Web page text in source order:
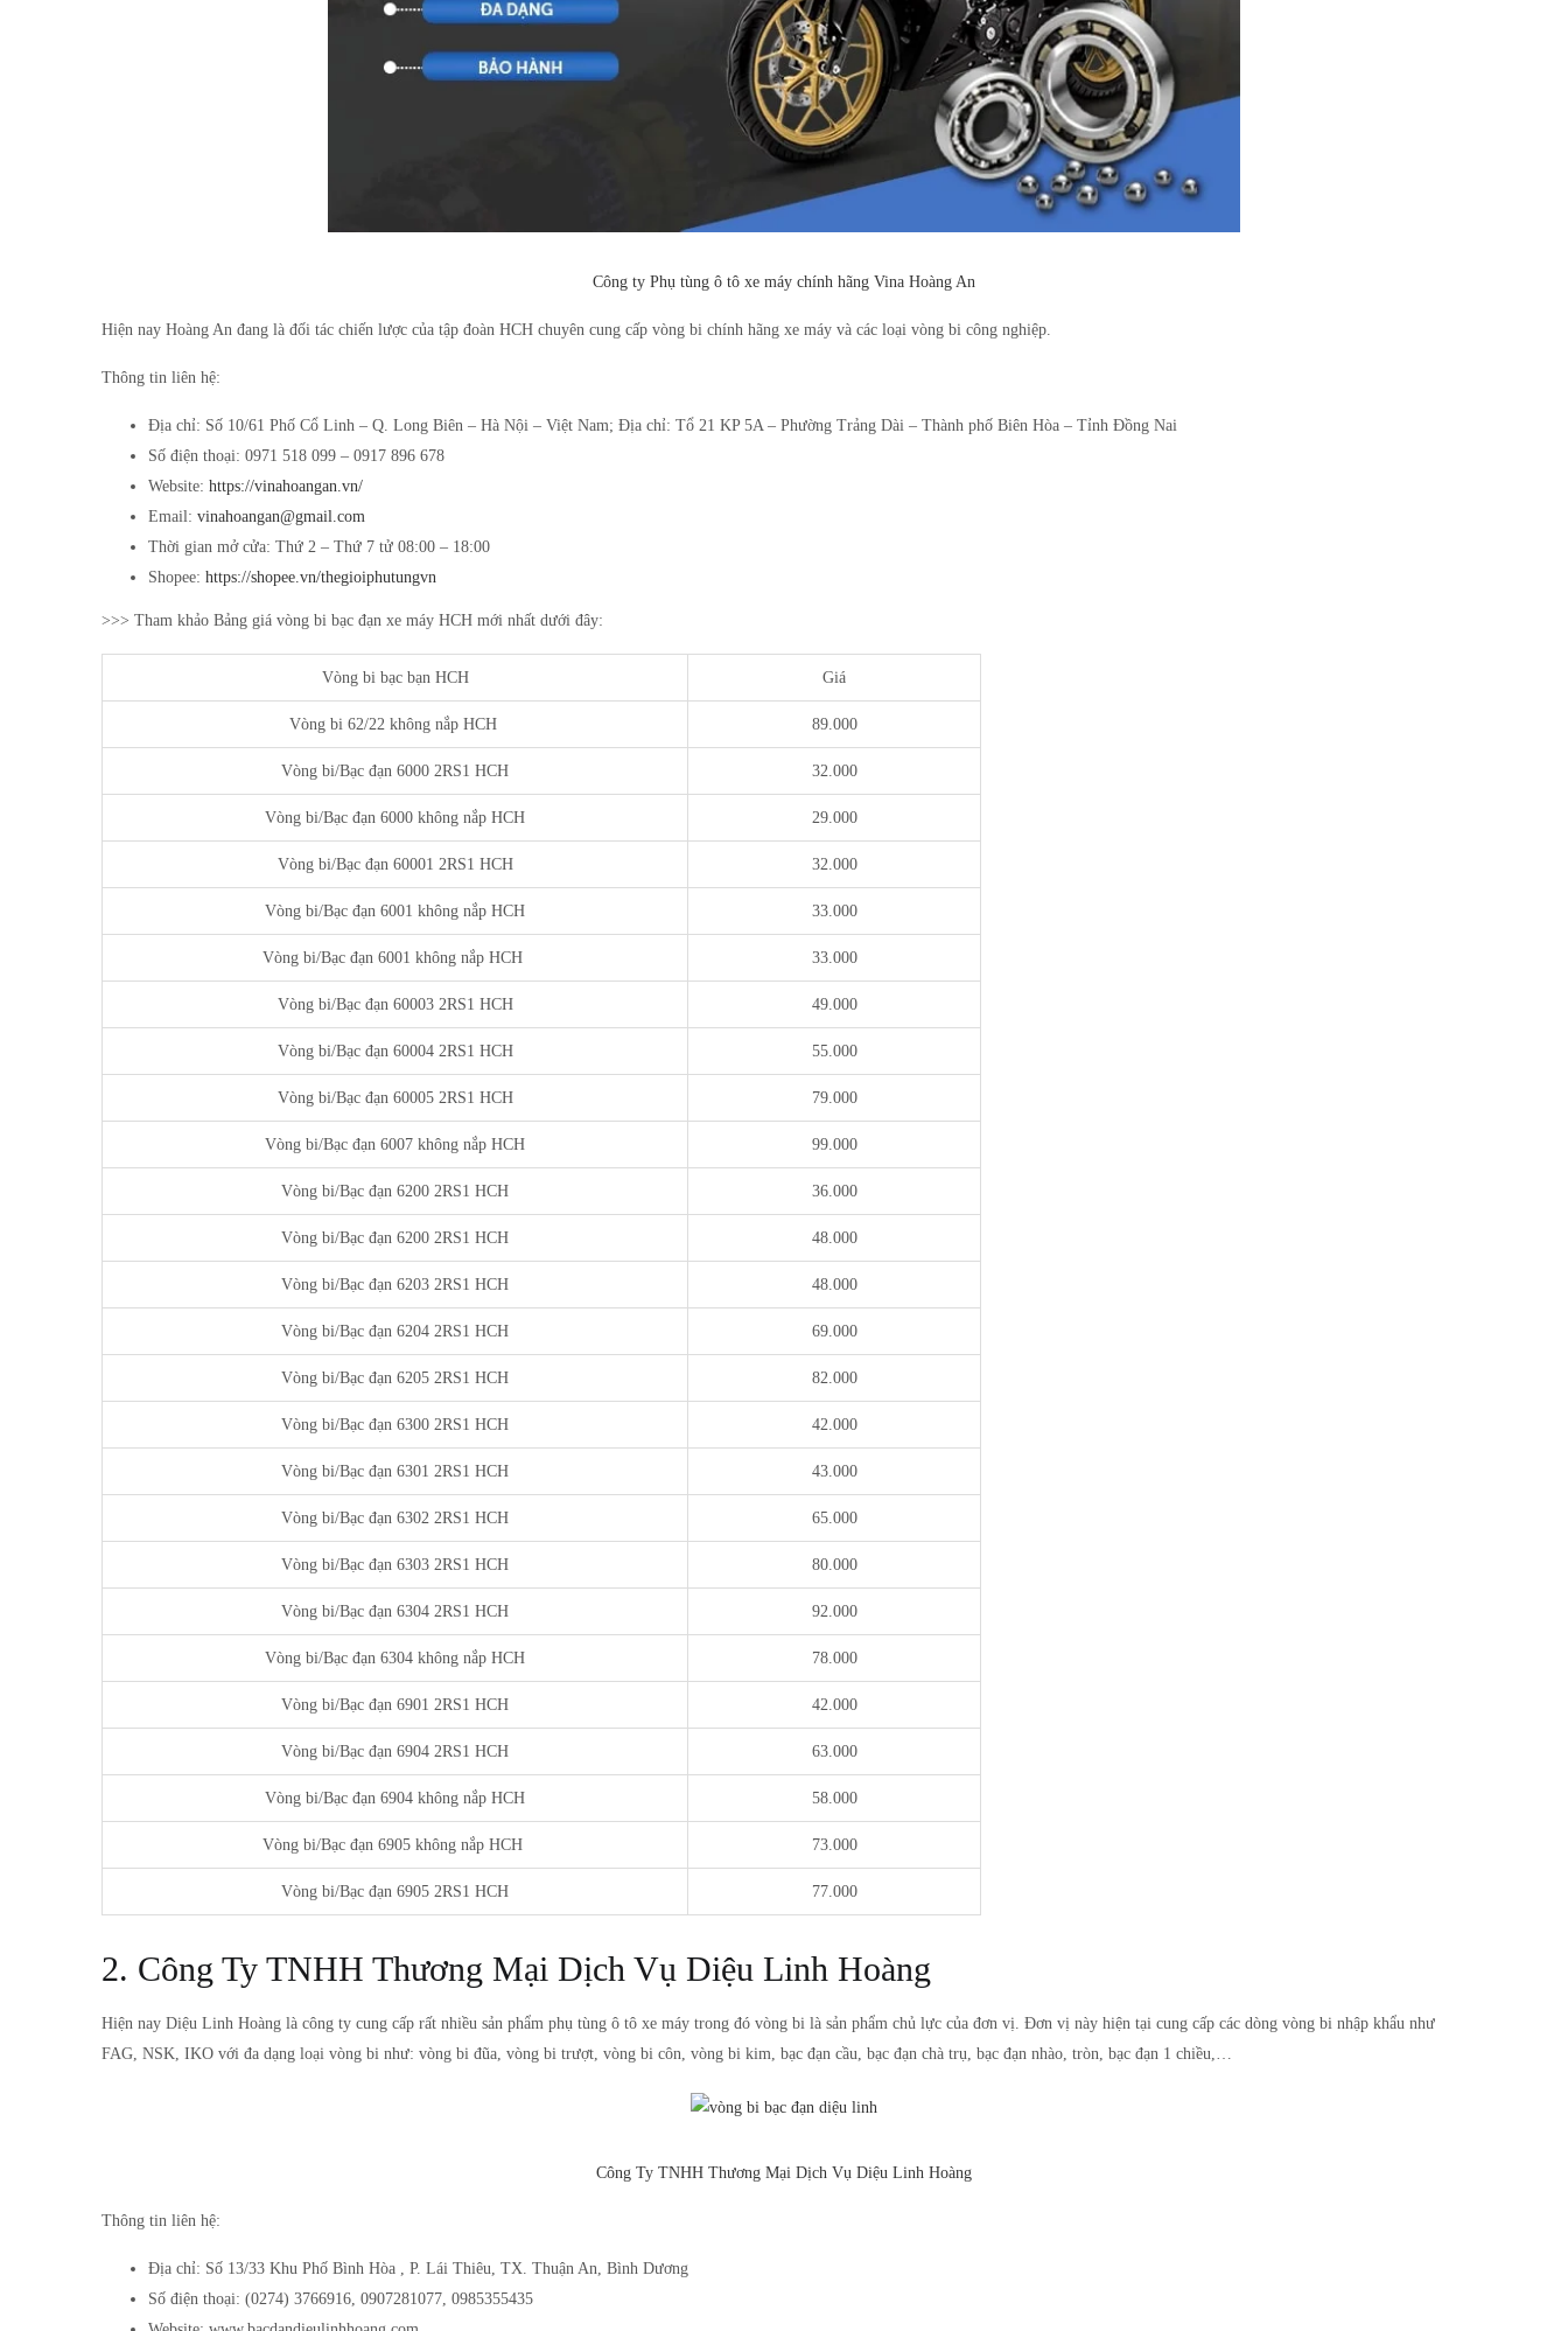
Công ty Phụ tùng ô tô xe máy chính hãng Vina Hoàng An
Hiện nay Hoàng An đang là đối tác chiến lược của tập đoàn HCH chuyên cung cấp vòng bi chính hãng xe máy và các loại vòng bi công nghiệp.
Thông tin liên hệ:
Địa chỉ: Số 10/61 Phố Cổ Linh – Q. Long Biên – Hà Nội – Việt Nam; Địa chỉ: Tổ 21 KP 5A – Phường Trảng Dài – Thành phố Biên Hòa – Tỉnh Đồng Nai
Số điện thoại: 0971 518 099 – 0917 896 678
Website: https://vinahoangan.vn/
Email: vinahoangan@gmail.com
Thời gian mở cửa: Thứ 2 – Thứ 7 tử 08:00 – 18:00
Shopee: https://shopee.vn/thegioiphutungvn
>>> Tham khảo Bảng giá vòng bi bạc đạn xe máy HCH mới nhất dưới đây:
Vòng bi bạc bạn HCH Giá
Vòng bi 62/22 không nắp HCH 89.000
Vòng bi/Bạc đạn 6000 2RS1 HCH 32.000
Vòng bi/Bạc đạn 6000 không nắp HCH 29.000
Vòng bi/Bạc đạn 60001 2RS1 HCH 32.000
Vòng bi/Bạc đạn 6001 không nắp HCH 33.000
Vòng bi/Bạc đạn 6001 không nắp HCH 33.000
Vòng bi/Bạc đạn 60003 2RS1 HCH 49.000
Vòng bi/Bạc đạn 60004 2RS1 HCH 55.000
Vòng bi/Bạc đạn 60005 2RS1 HCH 79.000
Vòng bi/Bạc đạn 6007 không nắp HCH 99.000
Vòng bi/Bạc đạn 6200 2RS1 HCH 36.000
Vòng bi/Bạc đạn 6200 2RS1 HCH 48.000
Vòng bi/Bạc đạn 6203 2RS1 HCH 48.000
Vòng bi/Bạc đạn 6204 2RS1 HCH 69.000
Vòng bi/Bạc đạn 6205 2RS1 HCH 82.000
Vòng bi/Bạc đạn 6300 2RS1 HCH 42.000
Vòng bi/Bạc đạn 6301 2RS1 HCH 43.000
Vòng bi/Bạc đạn 6302 2RS1 HCH 65.000
Vòng bi/Bạc đạn 6303 2RS1 HCH 80.000
Vòng bi/Bạc đạn 6304 2RS1 HCH 92.000
Vòng bi/Bạc đạn 6304 không nắp HCH 78.000
Vòng bi/Bạc đạn 6901 2RS1 HCH 42.000
Vòng bi/Bạc đạn 6904 2RS1 HCH 63.000
Vòng bi/Bạc đạn 6904 không nắp HCH 58.000
Vòng bi/Bạc đạn 6905 không nắp HCH 73.000
Vòng bi/Bạc đạn 6905 2RS1 HCH 77.000
2. Công Ty TNHH Thương Mại Dịch Vụ Diệu Linh Hoàng
Hiện nay Diệu Linh Hoàng là công ty cung cấp rất nhiều sản phẩm phụ tùng ô tô xe máy trong đó vòng bi là sản phẩm chủ lực của đơn vị. Đơn vị này hiện tại cung cấp các dòng vòng bi nhập khẩu như
FAG, NSK, IKO với đa dạng loại vòng bi như: vòng bi đũa, vòng bi trượt, vòng bi côn, vòng bi kim, bạc đạn cầu, bạc đạn chà trụ, bạc đạn nhào, tròn, bạc đạn 1 chiều,…
Công Ty TNHH Thương Mại Dịch Vụ Diệu Linh Hoàng
Thông tin liên hệ:
Địa chỉ: Số 13/33 Khu Phố Bình Hòa , P. Lái Thiêu, TX. Thuận An, Bình Dương
Số điện thoại: (0274) 3766916, 0907281077, 0985355435